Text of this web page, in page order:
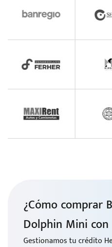
¿Cómo comprar
Dolphin Mini con
Gestionamos tu crédito